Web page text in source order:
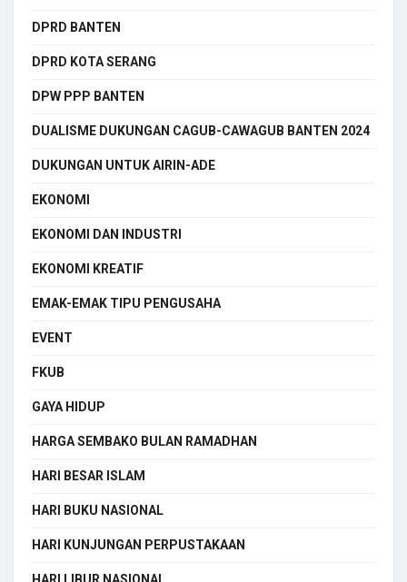
DPRD BANTEN
DPRD KOTA SERANG
DPW PPP BANTEN
DUALISME DUKUNGAN CAGUB-CAWAGUB BANTEN 2024
DUKUNGAN UNTUK AIRIN-ADE
EKONOMI
EKONOMI DAN INDUSTRI
EKONOMI KREATIF
EMAK-EMAK TIPU PENGUSAHA
EVENT
FKUB
GAYA HIDUP
HARGA SEMBAKO BULAN RAMADHAN
HARI BESAR ISLAM
HARI BUKU NASIONAL
HARI KUNJUNGAN PERPUSTAKAAN
HARI LIBUR NASIONAL